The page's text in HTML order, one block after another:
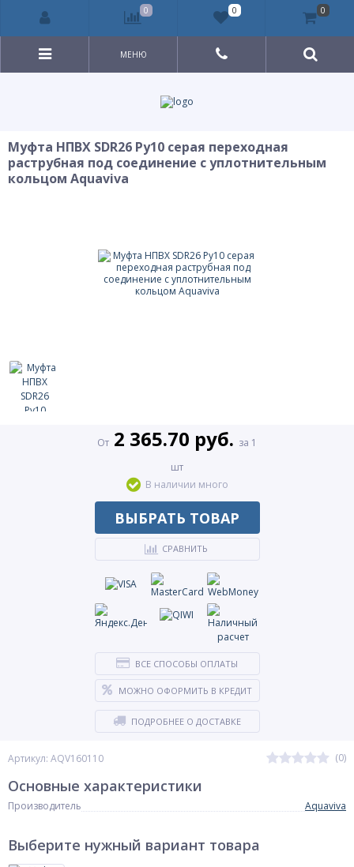
МЕНЮ
Муфта НПВХ SDR26 Ру10 серая переходная
раструбная под соединение с уплотнительным
кольцом Aquaviva
Артикул: AQV160110 (0)
От 2 365.70 руб. за 1
шт
В наличии много
ВЫБРАТЬ ТОВАР
СРАВНИТЬ
ВСЕ СПОСОБЫ ОПЛАТЫ
МОЖНО ОФОРМИТЬ В КРЕДИТ
ПОДРОБНЕЕ О ДОСТАВКЕ
Основные характеристики
Производитель Aquaviva
Выберите нужный вариант товара
0 0 0